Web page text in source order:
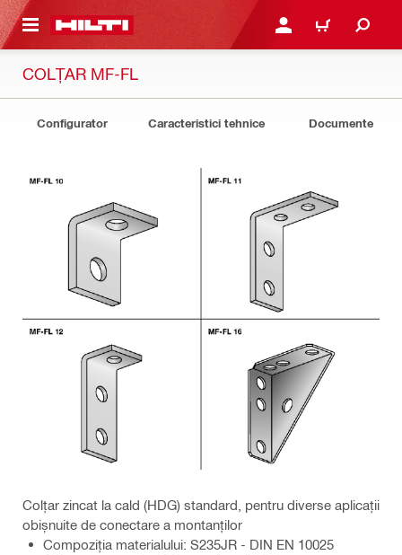
CONTENT CONECTARE SAU
COȘ
COLȚAR MF-FL
Configurator Caracteristici tehnice Documente
Colțar zincat la cald (HDG) standard, pentru diverse aplicații
obișnuite de conectare a montanților
Compoziţia materialului: S235JR - DIN EN 10025